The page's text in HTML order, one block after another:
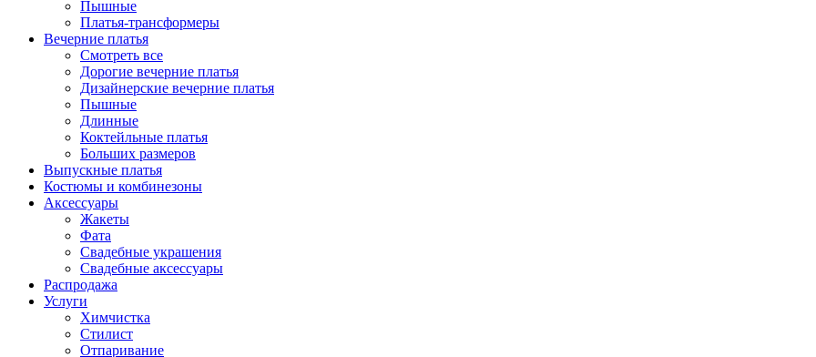
Пышные
Платья-трансформеры
Вечерние платья
Смотреть все
Дорогие вечерние платья
Дизайнерские вечерние платья
Пышные
Длинные
Коктейльные платья
Больших размеров
Выпускные платья
Костюмы и комбинезоны
Аксессуары
Жакеты
Фата
Свадебные украшения
Свадебные аксессуары
Распродажа
Услуги
Химчистка
Стилист
Отпаривание